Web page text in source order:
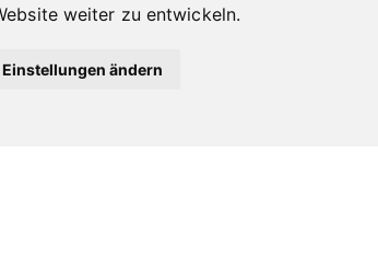
weiter zu entwickeln.
Einstellungen ändern